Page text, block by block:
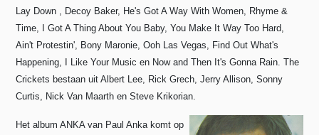
Lay Down , Decoy Baker, He's Got A Way With Women, Rhyme &
Time, I Got A Thing About You Baby, You Make It Way Too Hard,
Ain't Protestin', Bony Maronie, Ooh Las Vegas, Find Out What's
Happening, I Like Your Music en Now and Then It's Gonna Rain.The
Crickets bestaan uit Albert Lee, Rick Grech, Jerry Allison, Sonny
Curtis, Nick Van Maarth en Steve Krikorian.
Het album ANKA van Paul Anka komt op